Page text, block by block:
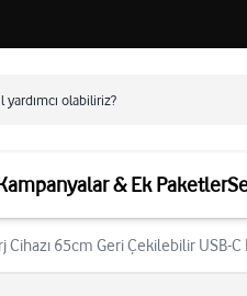
& Ek Paketler
Cihazı 65cm Geri Çekilebilir USB-C